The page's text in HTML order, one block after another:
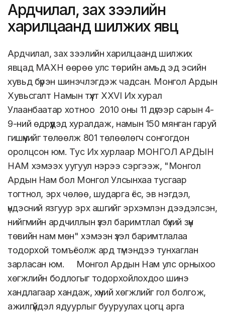
Ардчилал, зах зээлийн
харилцаанд шилжих явц
Ардчилал, зах зээлийн харилцаанд шилжих
явцад МАХН өөрөө улс төрийн амьд эд эсийн
хувьд бүрэн шинэчлэгдэж чадсан. Монгол Ардын
Хувьсгалт Намын түүхт XXVI Их хурал
Улаанбаатар хотноо 2010 оны 11 дүгээр сарын 4-
9-ний өдрүүдэд хуралдаж, намын 150 мянган гаруй
гишүүнийг төлөөлж 801 төлөөлөгч сонгогдон
оролцсон юм. Тус Их хурлаар МОНГОЛ АРДЫН
НАМ хэмээх уугуул нэрээ сэргээж, "Монгол
Ардын Нам бол Монгол Улсынхаа тусгаар
тогтнол, эрх чөлөө, шударга ёс, эв нэгдэл,
үндэсний язгуур эрх ашгийг эрхэмлэн дээдэлсэн,
нийгмийн ардчиллын үзэл баримтлал бүхий зүүн
төвийн нам мөн" хэмээн үзэл баримтлалаа
тодорхой томъёолж ард түмэндээ тунхаглан
зарласан юм. Монгол Ардын Нам улс орныхоо
хөгжлийн бодлогыг тодорхойлохдоо шинэ
хандлагаар хандаж, хүний хөгжлийг гол болгож,
ажилгүйдэл ядуурлыг бууруулах цогц арга